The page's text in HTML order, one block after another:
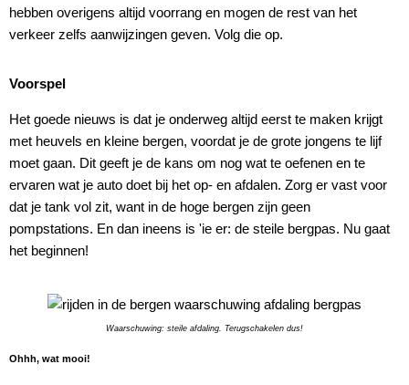
hebben overigens altijd voorrang en mogen de rest van het
verkeer zelfs aanwijzingen geven. Volg die op.
Voorspel
Het goede nieuws is dat je onderweg altijd eerst te maken krijgt
met heuvels en kleine bergen, voordat je de grote jongens te lijf
moet gaan. Dit geeft je de kans om nog wat te oefenen en te
ervaren wat je auto doet bij het op- en afdalen. Zorg er vast voor
dat je tank vol zit, want in de hoge bergen zijn geen
pompstations. En dan ineens is 'ie er: de steile bergpas. Nu gaat
het beginnen!
Waarschuwing: steile afdaling. Terugschakelen dus!
Ohhh, wat mooi!